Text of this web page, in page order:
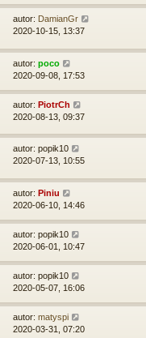
autor: DamianGr
2020-10-15, 13:37
autor: poco
2020-09-08, 17:53
autor: PiotrCh
2020-08-13, 09:37
autor: popik10
2020-07-13, 10:55
autor: Piniu
2020-06-10, 14:46
autor: popik10
2020-06-01, 10:47
autor: popik10
2020-05-07, 16:06
autor: matyspi
2020-03-31, 07:20